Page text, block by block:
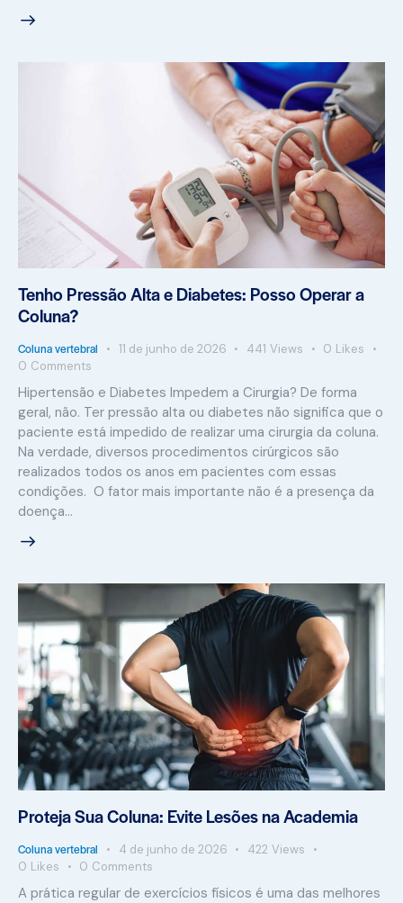
Tenho Pressão Alta e Diabetes: Posso Operar a
Coluna?
Coluna vertebral 11 de junho de 2026 441 Views 0 Likes
0 Comments
Hipertensão e Diabetes Impedem a Cirurgia? De forma
geral, não. Ter pressão alta ou diabetes não significa que o
paciente está impedido de realizar uma cirurgia da coluna.
Na verdade, diversos procedimentos cirúrgicos são
realizados todos os anos em pacientes com essas
condições. O fator mais importante não é a presença da
doença…
Proteja Sua Coluna: Evite Lesões na Academia
Coluna vertebral 4 de junho de 2026 422 Views
0 Likes 0 Comments
A prática regular de exercícios físicos é uma das melhores